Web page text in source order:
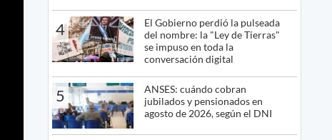
4
El Gobierno perdió la pulseada
del nombre: la "Ley de Tierras"
se impuso en toda la
conversación digital
5
ANSES: cuándo cobran
jubilados y pensionados en
agosto de 2026, según el DNI